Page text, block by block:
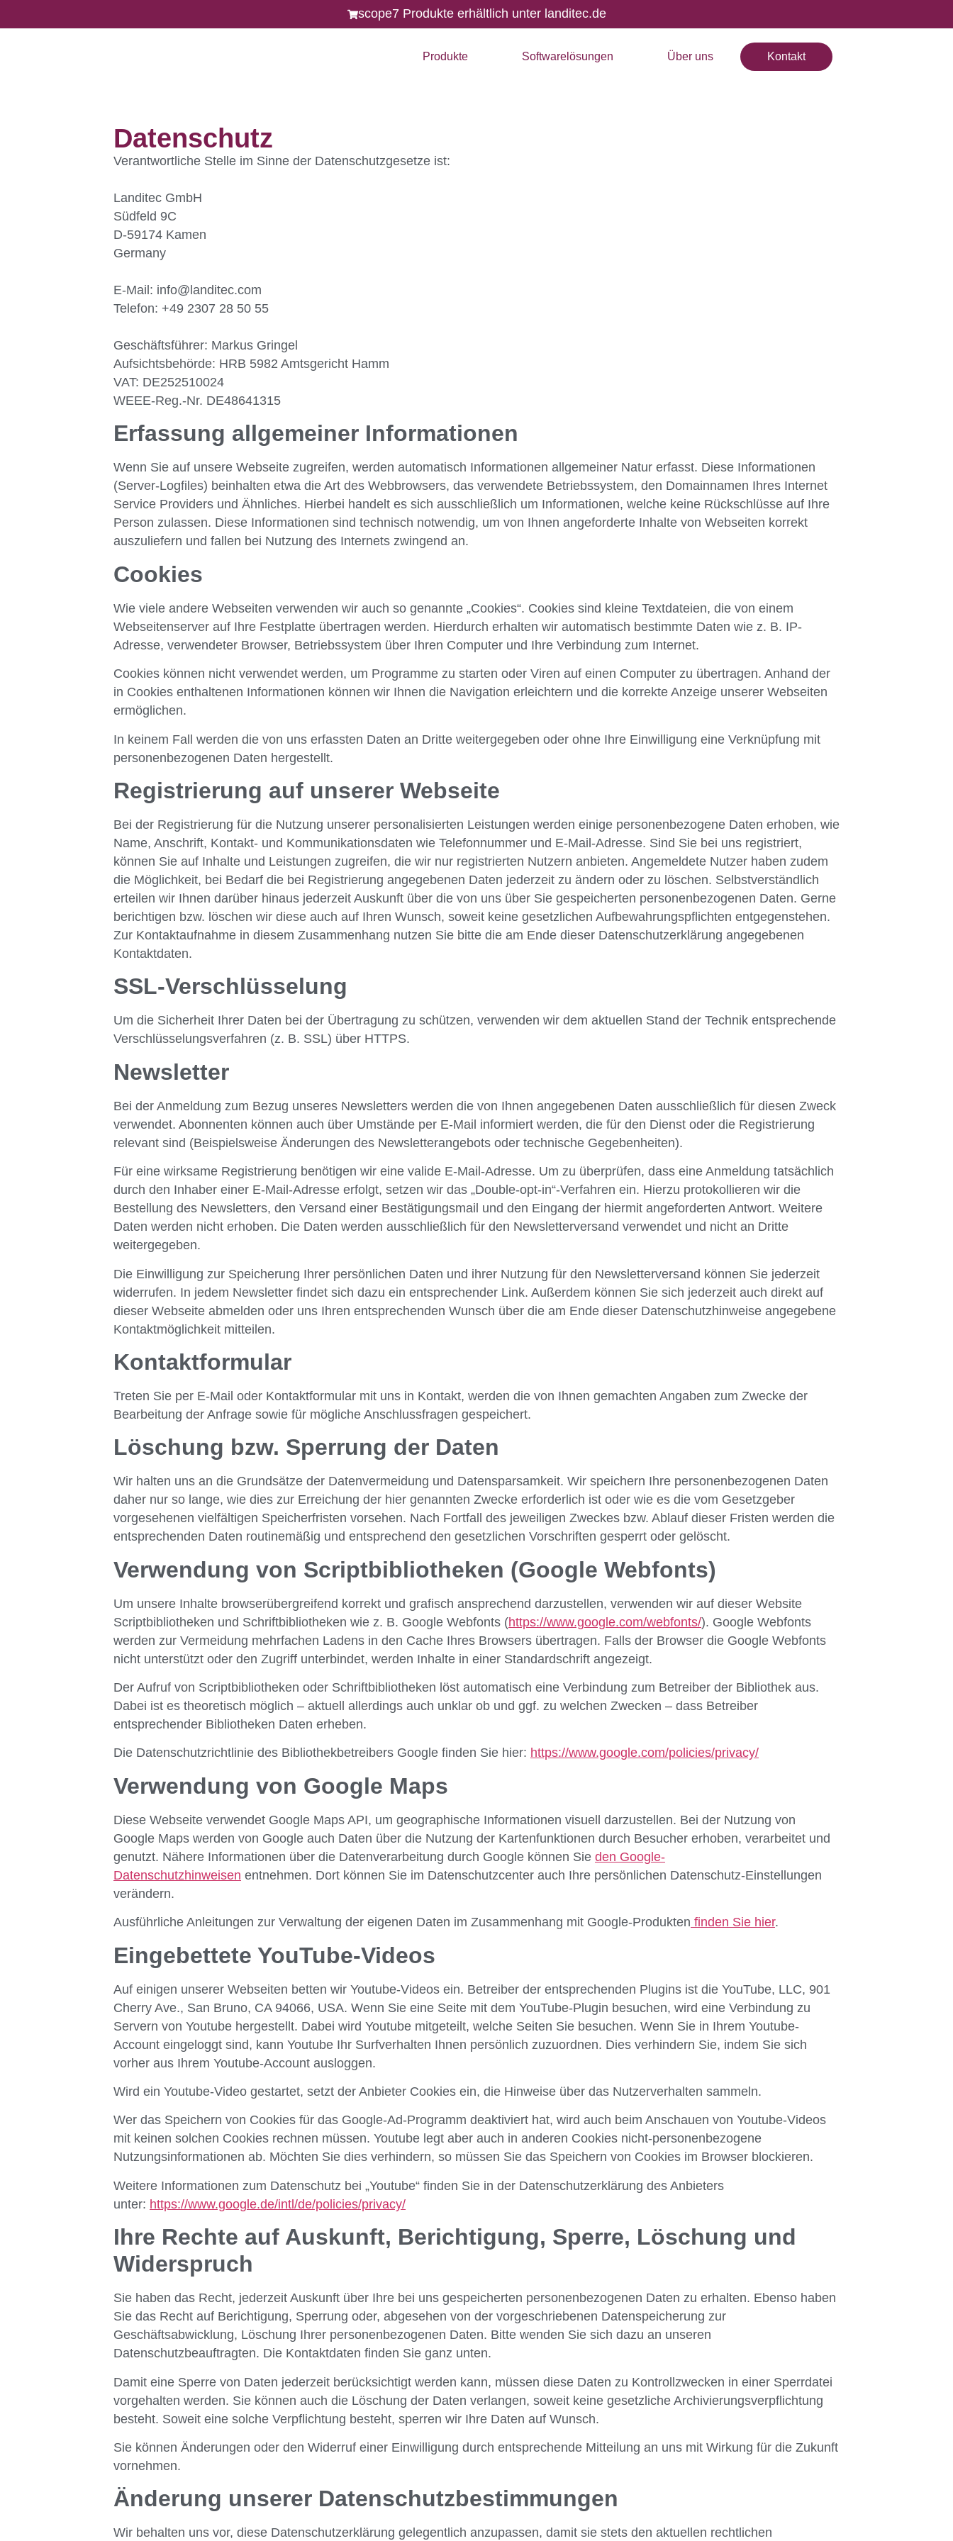
scope7 Produkte erhältlich unter landitec.de
Produkte Softwarelösungen Über uns Kontakt
Datenschutz | scope7® – Sicherheit & Transparenz
Datenschutz
Verantwortliche Stelle im Sinne der Datenschutzgesetze ist:
Landitec GmbH
Südfeld 9C
D-59174 Kamen
Germany
E-Mail: info@landitec.com
Telefon: +49 2307 28 50 55
Geschäftsführer: Markus Gringel
Aufsichtsbehörde: HRB 5982 Amtsgericht Hamm
VAT: DE252510024
WEEE-Reg.-Nr. DE48641315
Erfassung allgemeiner Informationen
Wenn Sie auf unsere Webseite zugreifen, werden automatisch Informationen allgemeiner Natur erfasst. Diese Informationen
(Server-Logfiles) beinhalten etwa die Art des Webbrowsers, das verwendete Betriebssystem, den Domainnamen Ihres Internet
Service Providers und Ähnliches. Hierbei handelt es sich ausschließlich um Informationen, welche keine Rückschlüsse auf Ihre
Person zulassen. Diese Informationen sind technisch notwendig, um von Ihnen angeforderte Inhalte von Webseiten korrekt
auszuliefern und fallen bei Nutzung des Internets zwingend an.
Cookies
Wie viele andere Webseiten verwenden wir auch so genannte „Cookies“. Cookies sind kleine Textdateien, die von einem
Webseitenserver auf Ihre Festplatte übertragen werden. Hierdurch erhalten wir automatisch bestimmte Daten wie z. B. IP-
Adresse, verwendeter Browser, Betriebssystem über Ihren Computer und Ihre Verbindung zum Internet.
Cookies können nicht verwendet werden, um Programme zu starten oder Viren auf einen Computer zu übertragen. Anhand der
in Cookies enthaltenen Informationen können wir Ihnen die Navigation erleichtern und die korrekte Anzeige unserer Webseiten
ermöglichen.
In keinem Fall werden die von uns erfassten Daten an Dritte weitergegeben oder ohne Ihre Einwilligung eine Verknüpfung mit
personenbezogenen Daten hergestellt.
Registrierung auf unserer Webseite
Bei der Registrierung für die Nutzung unserer personalisierten Leistungen werden einige personenbezogene Daten erhoben, wie
Name, Anschrift, Kontakt- und Kommunikationsdaten wie Telefonnummer und E-Mail-Adresse. Sind Sie bei uns registriert,
können Sie auf Inhalte und Leistungen zugreifen, die wir nur registrierten Nutzern anbieten. Angemeldete Nutzer haben zudem
die Möglichkeit, bei Bedarf die bei Registrierung angegebenen Daten jederzeit zu ändern oder zu löschen. Selbstverständlich
erteilen wir Ihnen darüber hinaus jederzeit Auskunft über die von uns über Sie gespeicherten personenbezogenen Daten. Gerne
berichtigen bzw. löschen wir diese auch auf Ihren Wunsch, soweit keine gesetzlichen Aufbewahrungspflichten entgegenstehen.
Zur Kontaktaufnahme in diesem Zusammenhang nutzen Sie bitte die am Ende dieser Datenschutzerklärung angegebenen
Kontaktdaten.
SSL-Verschlüsselung
Um die Sicherheit Ihrer Daten bei der Übertragung zu schützen, verwenden wir dem aktuellen Stand der Technik entsprechende
Verschlüsselungsverfahren (z. B. SSL) über HTTPS.
Newsletter
Bei der Anmeldung zum Bezug unseres Newsletters werden die von Ihnen angegebenen Daten ausschließlich für diesen Zweck
verwendet. Abonnenten können auch über Umstände per E-Mail informiert werden, die für den Dienst oder die Registrierung
relevant sind (Beispielsweise Änderungen des Newsletterangebots oder technische Gegebenheiten).
Für eine wirksame Registrierung benötigen wir eine valide E-Mail-Adresse. Um zu überprüfen, dass eine Anmeldung tatsächlich
durch den Inhaber einer E-Mail-Adresse erfolgt, setzen wir das „Double-opt-in“-Verfahren ein. Hierzu protokollieren wir die
Bestellung des Newsletters, den Versand einer Bestätigungsmail und den Eingang der hiermit angeforderten Antwort. Weitere
Daten werden nicht erhoben. Die Daten werden ausschließlich für den Newsletterversand verwendet und nicht an Dritte
weitergegeben.
Die Einwilligung zur Speicherung Ihrer persönlichen Daten und ihrer Nutzung für den Newsletterversand können Sie jederzeit
widerrufen. In jedem Newsletter findet sich dazu ein entsprechender Link. Außerdem können Sie sich jederzeit auch direkt auf
dieser Webseite abmelden oder uns Ihren entsprechenden Wunsch über die am Ende dieser Datenschutzhinweise angegebene
Kontaktmöglichkeit mitteilen.
Kontaktformular
Treten Sie per E-Mail oder Kontaktformular mit uns in Kontakt, werden die von Ihnen gemachten Angaben zum Zwecke der
Bearbeitung der Anfrage sowie für mögliche Anschlussfragen gespeichert.
Löschung bzw. Sperrung der Daten
Wir halten uns an die Grundsätze der Datenvermeidung und Datensparsamkeit. Wir speichern Ihre personenbezogenen Daten
daher nur so lange, wie dies zur Erreichung der hier genannten Zwecke erforderlich ist oder wie es die vom Gesetzgeber
vorgesehenen vielfältigen Speicherfristen vorsehen. Nach Fortfall des jeweiligen Zweckes bzw. Ablauf dieser Fristen werden die
entsprechenden Daten routinemäßig und entsprechend den gesetzlichen Vorschriften gesperrt oder gelöscht.
Verwendung von Scriptbibliotheken (Google Webfonts)
Um unsere Inhalte browserübergreifend korrekt und grafisch ansprechend darzustellen, verwenden wir auf dieser Website
Scriptbibliotheken und Schriftbibliotheken wie z. B. Google Webfonts (https://www.google.com/webfonts/). Google Webfonts
werden zur Vermeidung mehrfachen Ladens in den Cache Ihres Browsers übertragen. Falls der Browser die Google Webfonts
nicht unterstützt oder den Zugriff unterbindet, werden Inhalte in einer Standardschrift angezeigt.
Der Aufruf von Scriptbibliotheken oder Schriftbibliotheken löst automatisch eine Verbindung zum Betreiber der Bibliothek aus.
Dabei ist es theoretisch möglich – aktuell allerdings auch unklar ob und ggf. zu welchen Zwecken – dass Betreiber
entsprechender Bibliotheken Daten erheben.
Die Datenschutzrichtlinie des Bibliothekbetreibers Google finden Sie hier: https://www.google.com/policies/privacy/
Verwendung von Google Maps
Diese Webseite verwendet Google Maps API, um geographische Informationen visuell darzustellen. Bei der Nutzung von
Google Maps werden von Google auch Daten über die Nutzung der Kartenfunktionen durch Besucher erhoben, verarbeitet und
genutzt. Nähere Informationen über die Datenverarbeitung durch Google können Sie den Google-
Datenschutzhinweisen entnehmen. Dort können Sie im Datenschutzcenter auch Ihre persönlichen Datenschutz-Einstellungen
verändern.
Ausführliche Anleitungen zur Verwaltung der eigenen Daten im Zusammenhang mit Google-Produkten finden Sie hier.
Eingebettete YouTube-Videos
Auf einigen unserer Webseiten betten wir Youtube-Videos ein. Betreiber der entsprechenden Plugins ist die YouTube, LLC, 901
Cherry Ave., San Bruno, CA 94066, USA. Wenn Sie eine Seite mit dem YouTube-Plugin besuchen, wird eine Verbindung zu
Servern von Youtube hergestellt. Dabei wird Youtube mitgeteilt, welche Seiten Sie besuchen. Wenn Sie in Ihrem Youtube-
Account eingeloggt sind, kann Youtube Ihr Surfverhalten Ihnen persönlich zuzuordnen. Dies verhindern Sie, indem Sie sich
vorher aus Ihrem Youtube-Account ausloggen.
Wird ein Youtube-Video gestartet, setzt der Anbieter Cookies ein, die Hinweise über das Nutzerverhalten sammeln.
Wer das Speichern von Cookies für das Google-Ad-Programm deaktiviert hat, wird auch beim Anschauen von Youtube-Videos
mit keinen solchen Cookies rechnen müssen. Youtube legt aber auch in anderen Cookies nicht-personenbezogene
Nutzungsinformationen ab. Möchten Sie dies verhindern, so müssen Sie das Speichern von Cookies im Browser blockieren.
Weitere Informationen zum Datenschutz bei „Youtube“ finden Sie in der Datenschutzerklärung des Anbieters
unter: https://www.google.de/intl/de/policies/privacy/
Ihre Rechte auf Auskunft, Berichtigung, Sperre, Löschung und
Widerspruch
Sie haben das Recht, jederzeit Auskunft über Ihre bei uns gespeicherten personenbezogenen Daten zu erhalten. Ebenso haben
Sie das Recht auf Berichtigung, Sperrung oder, abgesehen von der vorgeschriebenen Datenspeicherung zur
Geschäftsabwicklung, Löschung Ihrer personenbezogenen Daten. Bitte wenden Sie sich dazu an unseren
Datenschutzbeauftragten. Die Kontaktdaten finden Sie ganz unten.
Damit eine Sperre von Daten jederzeit berücksichtigt werden kann, müssen diese Daten zu Kontrollzwecken in einer Sperrdatei
vorgehalten werden. Sie können auch die Löschung der Daten verlangen, soweit keine gesetzliche Archivierungsverpflichtung
besteht. Soweit eine solche Verpflichtung besteht, sperren wir Ihre Daten auf Wunsch.
Sie können Änderungen oder den Widerruf einer Einwilligung durch entsprechende Mitteilung an uns mit Wirkung für die Zukunft
vornehmen.
Änderung unserer Datenschutzbestimmungen
Wir behalten uns vor, diese Datenschutzerklärung gelegentlich anzupassen, damit sie stets den aktuellen rechtlichen